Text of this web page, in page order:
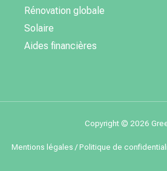
Rénovation globale
Solaire
Aides financières
Copyright © 2026
Mentions légales /Politique de